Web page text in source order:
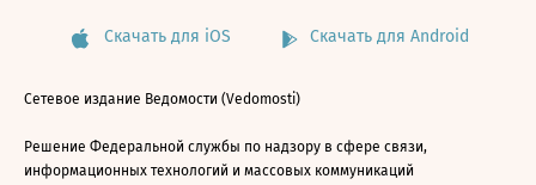
Скачать для iOS Скачать для Android
Сетевое издание Ведомости (Vedomosti)
Решение Федеральной службы по надзору в сфере связи,
информационных технологий и массовых коммуникаций